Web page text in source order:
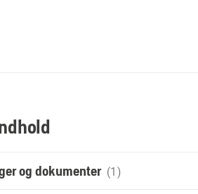
og dokumenter (1)